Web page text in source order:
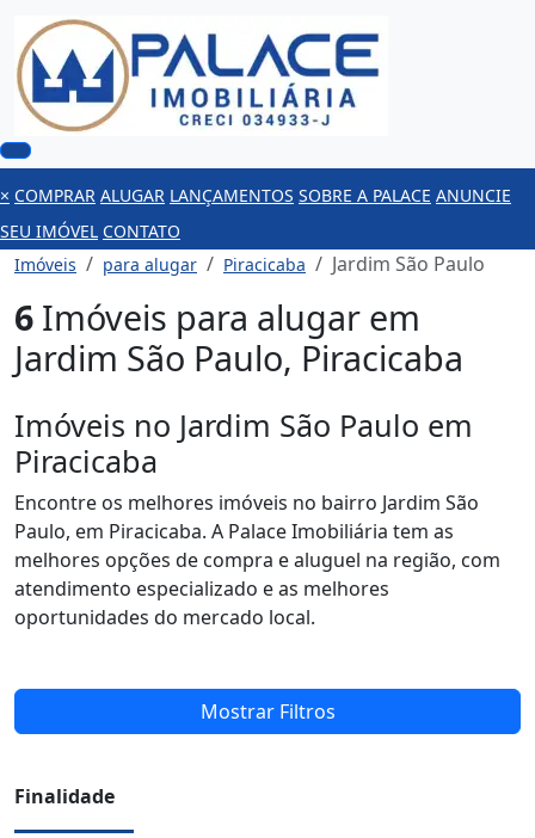
× COMPRAR ALUGAR LANÇAMENTOS SOBRE A PALACE ANUNCIE
SEU IMÓVEL CONTATO
Imóveis
para alugar Piracicaba Jardim São Paulo
6 Imóveis para alugar em
Jardim São Paulo, Piracicaba
Imóveis no Jardim São Paulo em
Piracicaba
Encontre os melhores imóveis no bairro Jardim São
Paulo, em Piracicaba. A Palace Imobiliária tem as
melhores opções de compra e aluguel na região, com
atendimento especializado e as melhores
oportunidades do mercado local.
Mostrar Filtros
Finalidade